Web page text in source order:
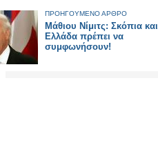
ΠΡΟΗΓΟΥΜΕΝΟ ΑΡΘΡΟ
Μάθιου Νίμιτς: Σκόπια και
Ελλάδα πρέπει να
συμφωνήσουν!